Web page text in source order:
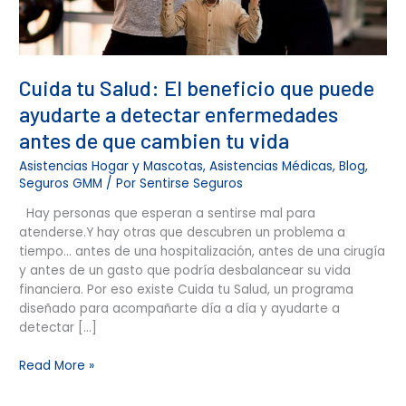
Cuida tu Salud: El beneficio que puede
ayudarte a detectar enfermedades
antes de que cambien tu vida
Asistencias Hogar y Mascotas,Asistencias Médicas,Blog,
Seguros GMM / PorSentirse Seguros
Hay personas que esperan a sentirse mal para
atenderse.Y hay otras que descubren un problema a
tiempo… antes de una hospitalización, antes de una cirugía
y antes de un gasto que podría desbalancear su vida
financiera. Por eso existe Cuida tu Salud, un programa
diseñado para acompañarte día a día y ayudarte a
detectar […]
antes
de
que
tu
Read More »